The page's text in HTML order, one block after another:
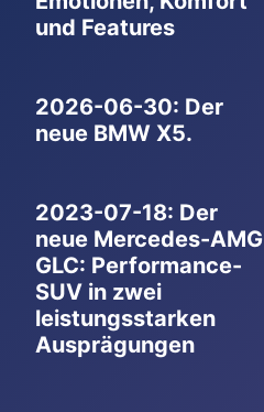
und Features
2026-06-30: Der
neue BMW X5.
2023-07-18: Der
neue Mercedes-AMG
GLC: Performance-
SUV in zwei
leistungsstarken
Ausprägungen